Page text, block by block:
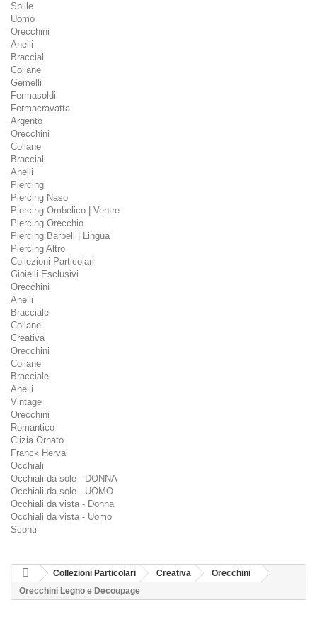
Spille
Uomo
Orecchini
Anelli
Bracciali
Collane
Gemelli
Fermasoldi
Fermacravatta
Argento
Orecchini
Collane
Bracciali
Anelli
Piercing
Piercing Naso
Piercing Ombelico | Ventre
Piercing Orecchio
Piercing Barbell | Lingua
Piercing Altro
Collezioni Particolari
Gioielli Esclusivi
Orecchini
Anelli
Bracciale
Collane
Creativa
Orecchini
Collane
Bracciale
Anelli
Vintage
Orecchini
Romantico
Clizia Ornato
Franck Herval
Occhiali
Occhiali da sole - DONNA
Occhiali da sole - UOMO
Occhiali da vista - Donna
Occhiali da vista - Uomo
Sconti
Collezioni Particolari Creativa
Orecchini
Orecchini Legno e Decoupage